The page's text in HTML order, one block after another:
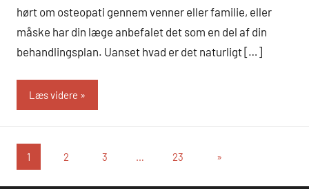
hørt om osteopati gennem venner eller familie, eller
måske har din læge anbefalet det som en del af din
behandlingsplan. Uanset hvad er det naturligt […]
Læs videre
Indlægsinddeling
1 2 3 … 23
Næste
»